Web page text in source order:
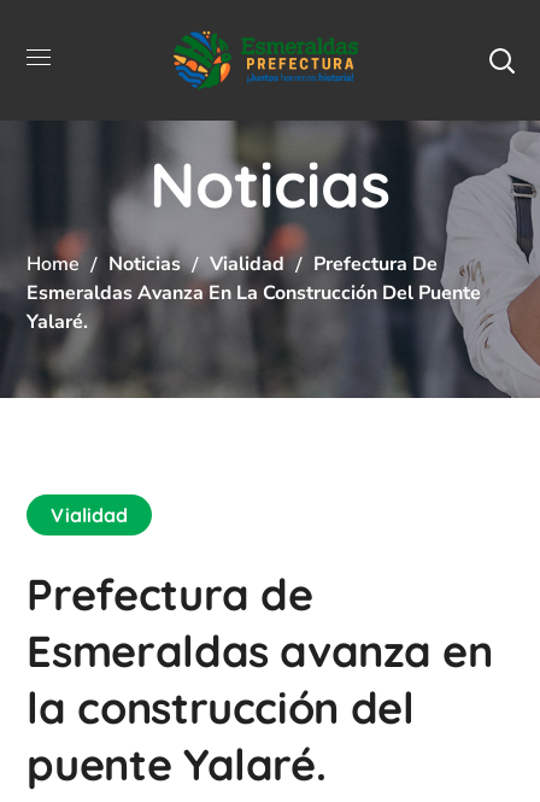
Noticias
Home Noticias Vialidad
Prefectura De
Esmeraldas Avanza En La Construcción Del Puente
Yalaré.
Vialidad
Prefectura de
Esmeraldas avanza en
la construcción del
puente Yalaré.